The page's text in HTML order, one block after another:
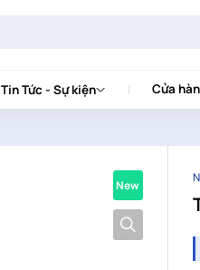
Tin Tức - Sự kiện Cửa
New